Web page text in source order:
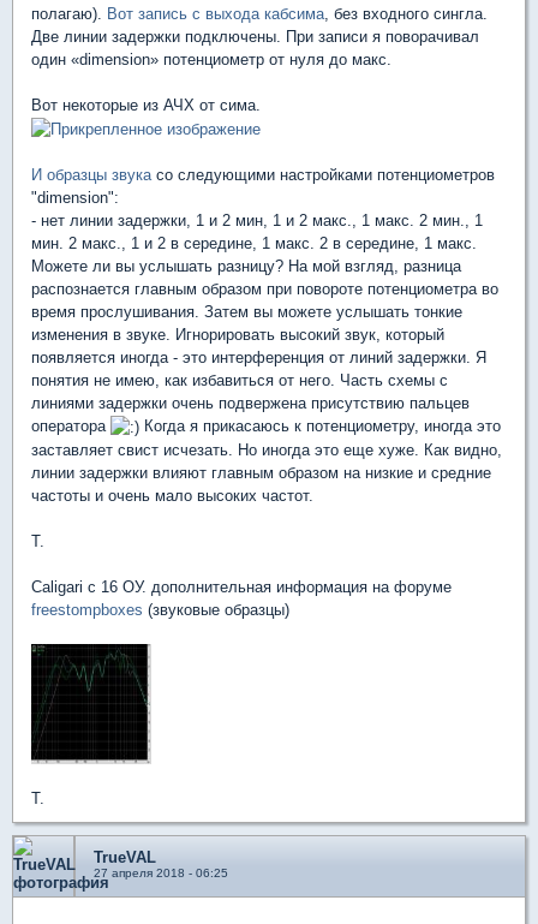
полагаю). Вот запись с выхода кабсимa , без входного сингла.
Две линии задержки подключены. При записи я поворачивал
один «dimension» потенциометр от нуля до макс.
Вот некоторые из АЧХ от сима.
И образцы звукасо следующими настройками потенциометров
"dimension":
- нет линии задержки, 1 и 2 мин, 1 и 2 макс., 1 макс. 2 мин., 1
мин. 2 макс., 1 и 2 в середине, 1 макс. 2 в середине, 1 макс.
Можете ли вы услышать разницу? На мой взгляд, разница
распознается главным образом при повороте потенциометра во
время прослушивания. Затем вы можете услышать тонкие
изменения в звуке. Игнорировать высокий звук, который
появляется иногда - это интерференция от линий задержки. Я
понятия не имею, как избавиться от него. Часть схемы с
линиями задержки очень подвержена присутствию пальцев
оператора
Когда я прикасаюсь к потенциометру, иногда это
заставляет свист исчезать. Но иногда это еще хуже. Как видно,
линии задержки влияют главным образом на низкие и средние
частоты и очень мало высоких частот.
T.
Caligari с 16 ОУ. дополнительная информация на форуме
freestompboxes (звуковые образцы)
T.
TrueVAL
27 апреля 2018 - 06:25